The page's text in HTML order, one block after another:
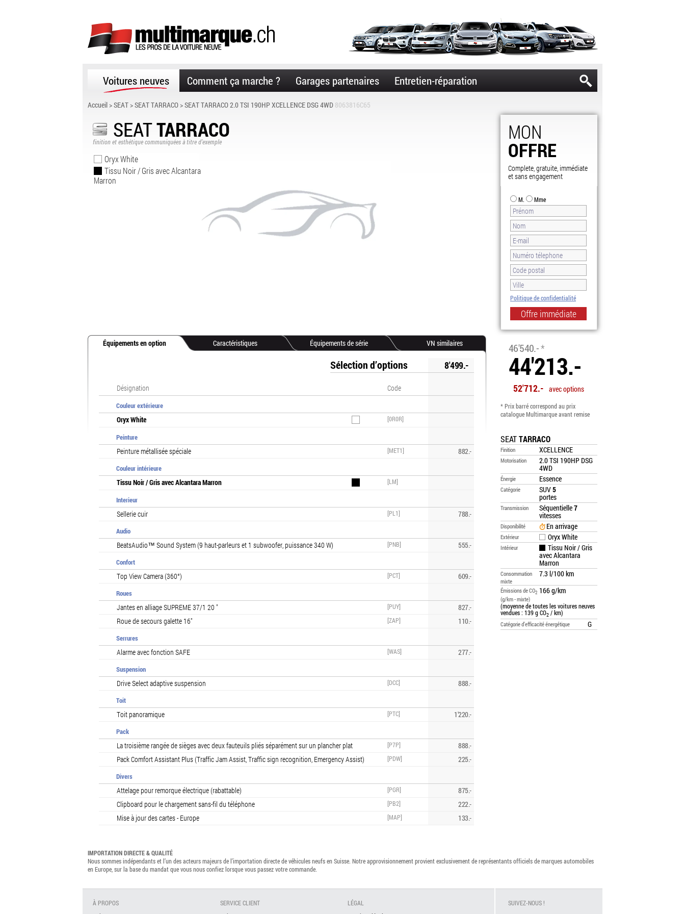
Voitures neuves Comment ça marche ? Garages partenaires Entretien-réparation
Accueil>SEAT>SEAT TARRACO> SEAT TARRACO 2.0 TSI 190HP XCELLENCE DSG 4WD 8063816C65
SEATTARRACO
finition et esthétique communiquées à titre d’exemple
Oryx White
Tissu Noir / Gris avec Alcantara
Marron
MON
OFFRE
Complete, gratuite, immédiate
et sans engagement
M. Mme
Politique de confidentialité
Équipements en option Caractéristiques Équipements de série VN similaires
Sélection d’options 8'499.-
Désignation Code
Couleur extérieure
Oryx White [0R0R]
Peinture
Peinture métallisée spéciale [MET1] 882.-
Couleur intérieure
Tissu Noir / Gris avec Alcantara Marron [LM]
Interieur
Sellerie cuir [PL1] 788.-
Audio
BeatsAudio™ Sound System (9 haut-parleurs et 1 subwoofer, puissance 340 W) [PNB] 555.-
Confort
Top View Camera (360°) [PCT] 609.-
Roues
Jantes en alliage SUPREME 37/1 20 " [PUY]
827.-
Roue de secours galette 16"
[ZAP] 110.-
Serrures
Alarme avec fonction SAFE [WAS] 277.-
Suspension
Drive Select adaptive suspension [DCC] 888.-
Toit
Toit panoramique [PTC] 1'220.-
Pack
La troisième rangée de sièges avec deux fauteuils pliés séparément sur un plancher plat [P7P]
888.-
Pack Comfort Assistant Plus (Traffic Jam Assist, Traffic sign recognition, Emergency Assist)
[PDW] 225.-
Divers
Attelage pour remorque électrique (rabattable) [PGR]
875.-
Clipboard pour le chargement sans-fil du téléphone
[PB2]
222.-
Mise à jour des cartes - Europe
[MAP] 133.-
46'540.-*
44'213.-
52'712.- avec options
* Prix barré correspond au prix
catalogue Multimarque avant remise
SEATTARRACO
Finition XCELLENCE
Motorisation 2.0 TSI 190HP DSG
4WD
Énergie Essence
Catégorie SUV5
portes
Transmission Séquentielle7
vitesses
Disponibilité En arrivage
Extérieur Oryx White
Intérieur Tissu Noir / Gris
avec Alcantara
Marron
Consommation
mixte
7.3 l/100 km
Émissions de CO2
(g/km - mixte)
166 g/km
(moyenne de toutes les voitures neuves
vendues : 139 g CO2 / km)
Catégorie d’efficacité énergétique G
IMPORTATION DIRECTE & QUALITÉ
Nous sommes indépendants et l’un des acteurs majeurs de l’importation directe de véhicules neufs en Suisse. Notre approvisionnement provient exclusivement de représentants officiels de marques automobiles
en Europe, sur la base du mandat que vous nous confiez lorsque vous passez votre commande.
À PROPOS
SERVICE CLIENT
LÉGAL
SUIVEZ-NOUS !